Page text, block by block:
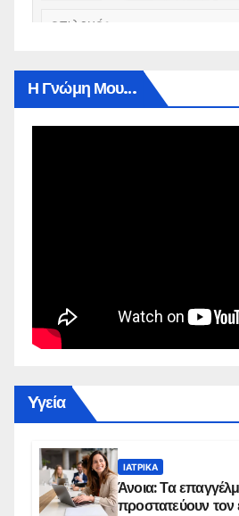
Η Γνώμη Μου…
Yγεία
ΙΑΤΡΙΚΆ
Άνοια: Τα
προστατεύουν τον